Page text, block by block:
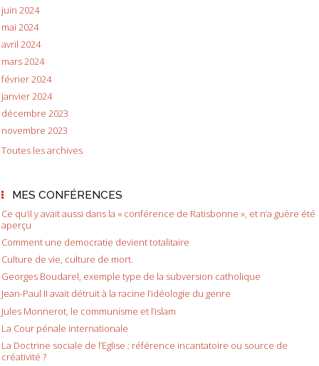
juin 2024
mai 2024
avril 2024
mars 2024
février 2024
janvier 2024
décembre 2023
novembre 2023
Toutes les archives
MES CONFÉRENCES
Ce qu’il y avait aussi dans la « conférence de Ratisbonne », et n’a guère été
aperçu
Comment une democratie devient totalitaire
Culture de vie, culture de mort.
Georges Boudarel, exemple type de la subversion catholique
Jean-Paul II avait détruit à la racine l’idéologie du genre
Jules Monnerot, le communisme et l’islam
La Cour pénale internationale
La Doctrine sociale de l’Eglise : référence incantatoire ou source de
créativité ?